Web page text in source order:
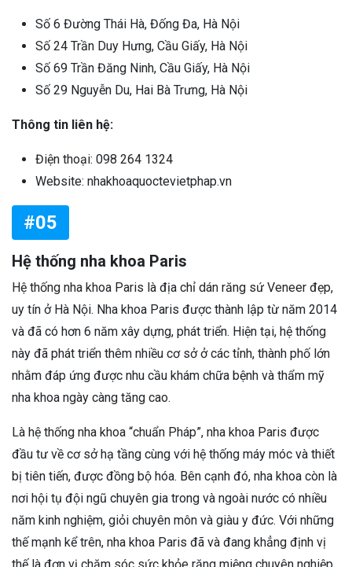
Số 6 Đường Thái Hà, Đống Đa, Hà Nội
Số 24 Trần Duy Hưng, Cầu Giấy, Hà Nội
Số 69 Trần Đăng Ninh, Cầu Giấy, Hà Nội
Số 29 Nguyễn Du, Hai Bà Trưng, Hà Nội
Thông tin liên hệ:
Điện thoại: 098 264 1324
Website: nhakhoaquoctevietphap.vn
#05
Hệ thống nha khoa Paris
Hệ thống nha khoa Paris là địa chỉ dán răng sứ Veneer đẹp,
uy tín ở Hà Nội. Nha khoa Paris được thành lập từ năm 2014
và đã có hơn 6 năm xây dựng, phát triển. Hiện tại, hệ thống
này đã phát triển thêm nhiều cơ sở ở các tỉnh, thành phố lớn
nhằm đáp ứng được nhu cầu khám chữa bệnh và thẩm mỹ
nha khoa ngày càng tăng cao.
Là hệ thống nha khoa “chuẩn Pháp”, nha khoa Paris được
đầu tư về cơ sở hạ tầng cùng với hệ thống máy móc và thiết
bị tiên tiến, được đồng bộ hóa. Bên cạnh đó, nha khoa còn là
nơi hội tụ đội ngũ chuyên gia trong và ngoài nước có nhiều
năm kinh nghiệm, giỏi chuyên môn và giàu y đức. Với những
thế mạnh kể trên, nha khoa Paris đã và đang khẳng định vị